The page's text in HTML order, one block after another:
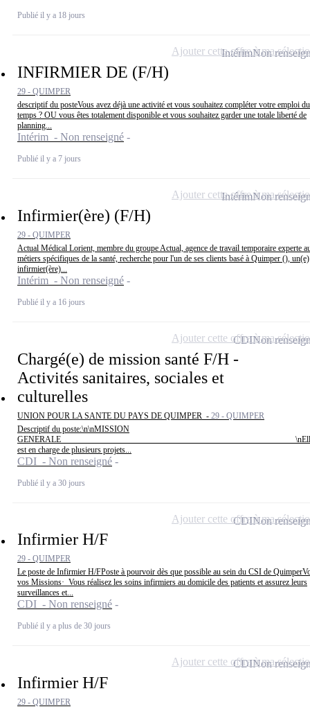
Publié il y a 18 jours
INFIRMIER DE (F/H)
29 - QUIMPER
descriptif du posteVous avez déjà une activité et vous souhaitez compléter votre emploi du
temps ? OU vous êtes totalement disponible et vous souhaitez garder une totale liberté de
planning...
Intérim - Non renseigné
Publié il y a 7 jours
IntérimNon
Ajouter cette offre à ma
Infirmier(ère) (F/H)
29 - QUIMPER
Actual Médical Lorient, membre du groupe Actual, agence de travail temporaire experte
métiers spécifiques de la santé, recherche pour l'un de ses clients basé à Quimper (), un(e)
infirmier(ère)...
Intérim - Non renseigné
Publié il y a 16 jours
IntérimNon
Ajouter cette offre à ma
Chargé(e) de mission santé F/H -
Activités sanitaires, sociales et
culturelles
UNION POUR LA SANTE DU PAYS DE QUIMPER - 29 - QUIMPER
Descriptif du poste:\n\nMISSION
GENERALE \nElle/
est en charge de plusieurs projets...
CDI - Non renseigné
Publié il y a 30 jours
CDINon
Ajouter cette offre à ma
Infirmier H/F
29 - QUIMPER
Le poste de Infirmier H/FPoste à pourvoir dès que possible au sein du CSI de
vos Missions· Vous réalisez les soins infirmiers au domicile des patients et assurez leurs
surveillances et...
CDI - Non renseigné
Publié il y a plus de 30 jours
CDINon
Ajouter cette offre à ma
Infirmier H/F
29 - QUIMPER
CDINon
Ajouter cette offre à ma